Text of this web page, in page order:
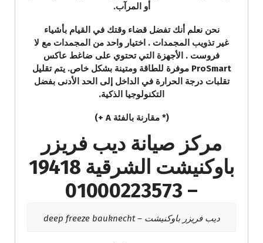
أو المرآب.
نحن نعلم أنك تفضل قضاء وقتك في القيام بأشياء
غير تذويب المجمدات . اختيار واحد من المجمدات مع لا
فروست . الأجهزة التي تحتوي على ضاغط عاكس
ProSmart موفرة للطاقة ومتينة بشكل خاص. يتم تقليل
تقلبات درجة الحرارة في الداخل إلى الحد الأدنى بفضل
التكنولوجيا الذكية.
(* مقارنة بالفئة A +)
مركز صيانة ديب فريزر
باوكنيشت الشرقية 19418
– 01000223573
ديب فريزر باوكنيشت – deep freeze bauknecht